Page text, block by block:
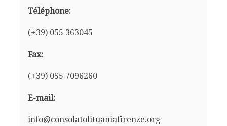
Téléphone:
(+39) 055 363045
Fax:
(+39) 055 7096260
E-mail:
info@consolatolituaniafirenze.org